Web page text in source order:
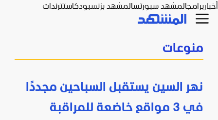
أخباربرامجالمشهد سبورتسالمشهد بزنسبودكاستترندات
منوعات
نهر السين يستقبل السباحين مجددًا
في 3 مواقع خاضعة للمراقبة